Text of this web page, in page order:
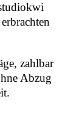
zahlbar
Abzug